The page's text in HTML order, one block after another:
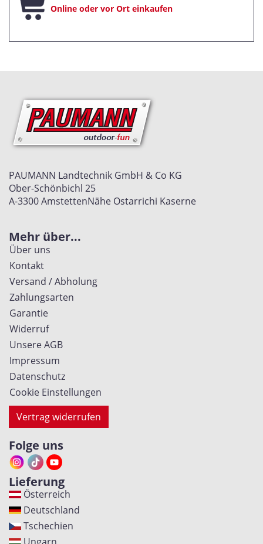
Online oder vor Ort einkaufen
PAUMANN Landtechnik GmbH & Co KG
Ober-Schönbichl 25
A-3300 AmstettenNähe Ostarrichi Kaserne
Mehr über...
Über uns
Kontakt
Versand / Abholung
Zahlungsarten
Garantie
Widerruf
Unsere AGB
Impressum
Datenschutz
Cookie Einstellungen
Vertrag widerrufen
Folge uns
Lieferung
Österreich
Deutschland
Tschechien